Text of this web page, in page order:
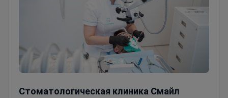
Стоматологическая клиника Смайл